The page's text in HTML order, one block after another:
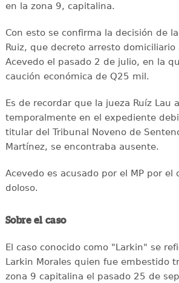
en la zona 9, capitalina.
Con esto se confirma la decisión de
Ruiz, que decreto arresto domiciliario
Acevedo el pasado 2 de julio, en la
caución económica de Q25 mil.
Es de recordar que la jueza Ruíz Lau
temporalmente en el expediente
titular del Tribunal Noveno de
Martínez, se encontraba ausente.
Acevedo es acusado por el MP por
doloso.
Sobre el caso
El caso conocido como "Larkin" se
Larkin Morales quien fue embestido
zona 9 capitalina el pasado 25 de